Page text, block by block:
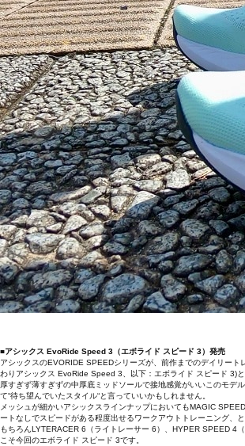
■アシックス EvoRide Speed 3（エボライド スピード 3）発売
アシックスのEVORIDE SPEEDシリーズが、前作までのデイリート
わりアシックス EvoRide Speed 3、以下：エボライド スピード 3)と
厚すぎず薄すぎずの中厚底ミッドソールで接地感覚がいいこのモデ
て“待ち望んでいたスタイル“と言っていいかもしれません。
メッシュが細かいアシックスラインナップにおいてもMAGIC
ートなしでスピードがある程度出せるワークアウトトレーニング、
もちろんLYTERACER 6（ライトレーサー 6）、HYPER SPEED 4
こそ今回のエボライド スピード 3です。